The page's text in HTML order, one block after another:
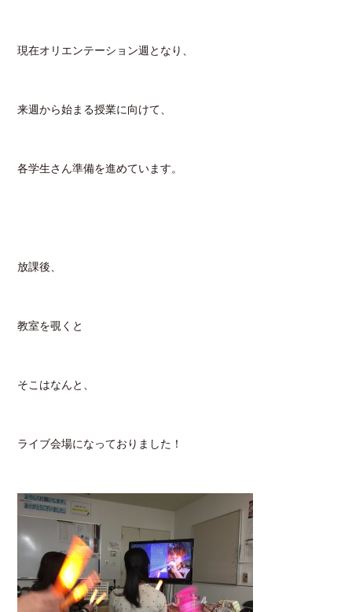
現在オリエンテーション週となり、
来週から始まる授業に向けて、
各学生さん準備を進めています。
放課後、
教室を覗くと
そこはなんと、
ライブ会場になっておりました！